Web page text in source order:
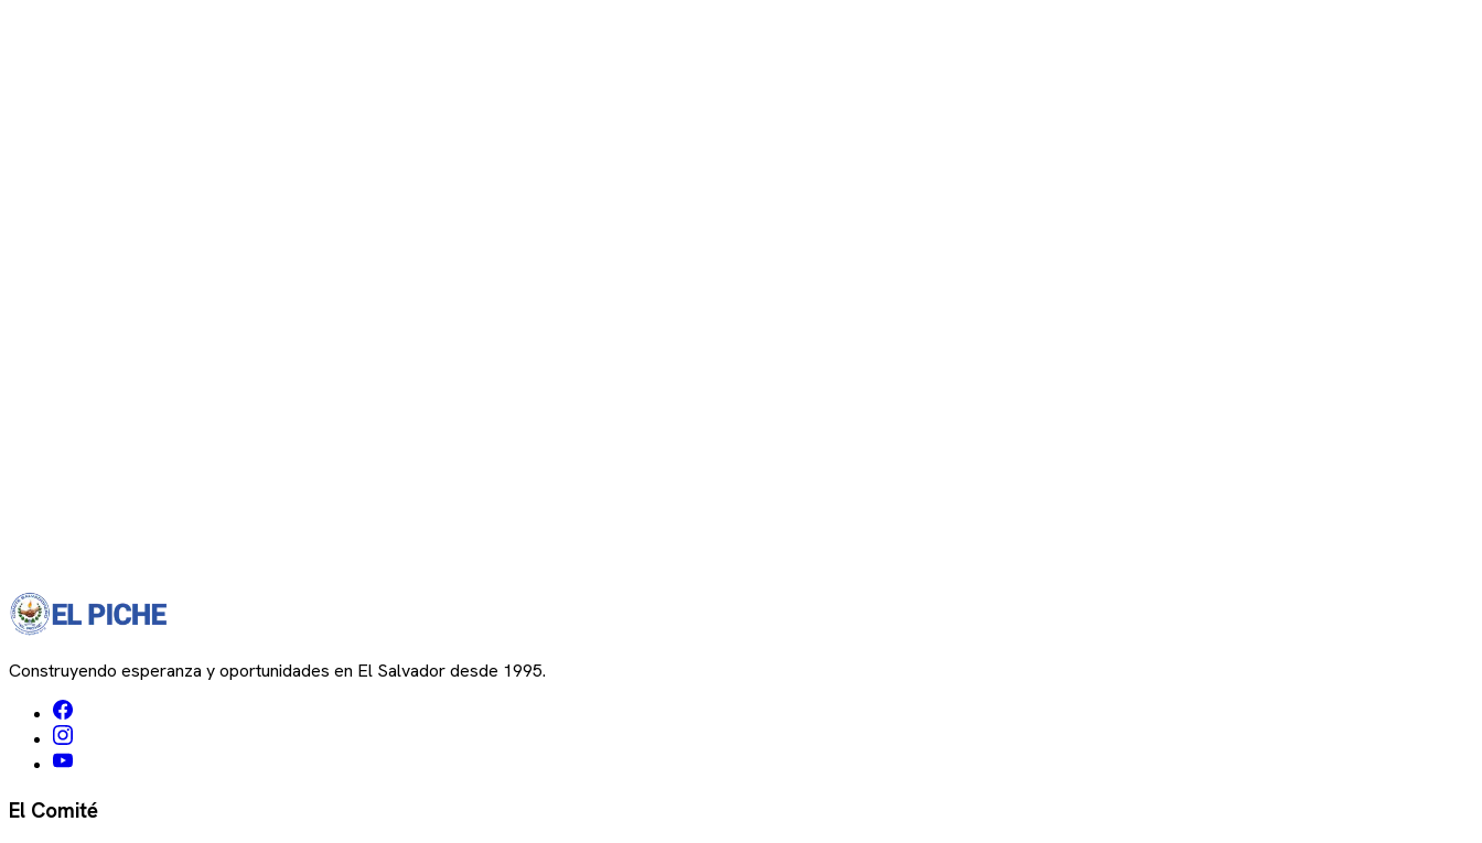
Construyendo esperanza y oportunidades en El Salvador desde 1995.
El Comité